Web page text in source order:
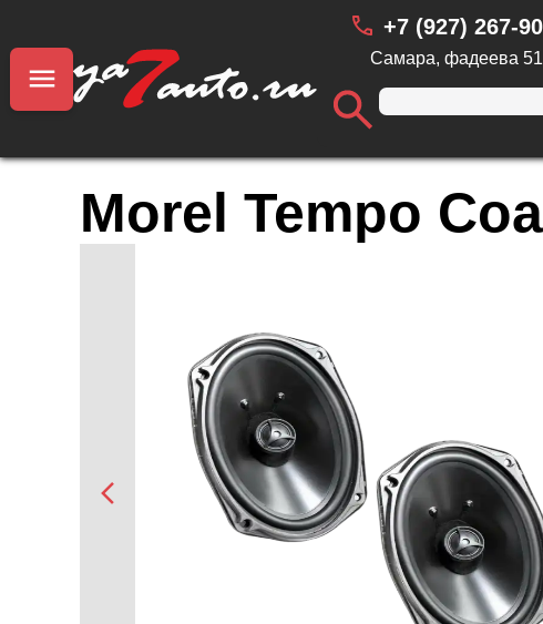
+7 (927) 267-
Самара, фадеева
Morel Tempo